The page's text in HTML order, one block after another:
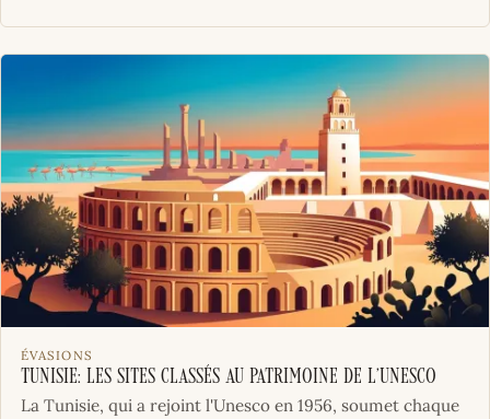
ÉVASIONS
Tunisie: les sites classés au patrimoine de l’UNESCO
La Tunisie, qui a rejoint l'Unesco en 1956, soumet chaque